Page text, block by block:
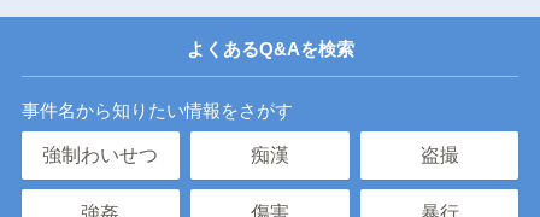
よくあるQ&Aを検索
事件名から知りたい情報をさがす
強制わいせつ 痴漢 盗撮
強姦 傷害 暴行